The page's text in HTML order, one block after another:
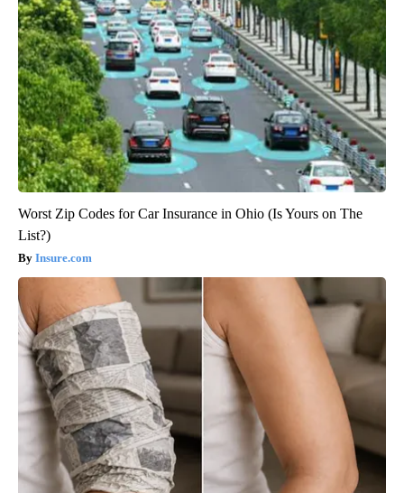
Worst Zip Codes for Car Insurance in Ohio (Is Yours on The
List?)
Insure.com